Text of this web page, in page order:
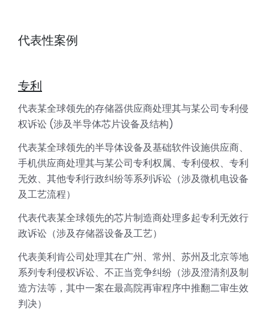
代表性案例
专利
代表某全球领先的存储器供应商处理其与某公司专利侵
权诉讼 (涉及半导体芯片设备及结构)
代表某全球领先的半导体设备及基础软件设施供应商、
手机供应商处理其与某公司专利权属、专利侵权、专利
无效、其他专利行政纠纷等系列诉讼（涉及微机电设备
及工艺流程）
代表代表某全球领先的芯片制造商处理多起专利无效行
政诉讼（涉及存储器设备及工艺）
代表美利肯公司处理其在广州、常州、苏州及北京等地
系列专利侵权诉讼、不正当竞争纠纷（涉及澄清剂及制
造方法等，其中一案在最高院再审程序中推翻二审生效
判决）